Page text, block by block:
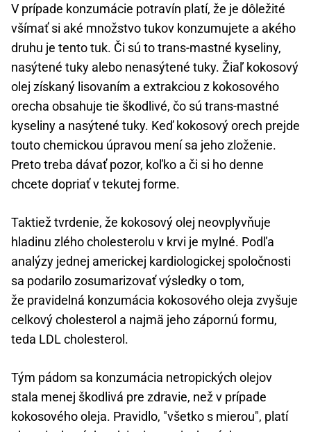
V prípade konzumácie potravín platí, že je dôležité
všímať si aké množstvo tukov konzumujete a akého
druhu je tento tuk. Či sú to trans-mastné kyseliny,
nasýtené tuky alebo nenasýtené tuky. Žiaľ kokosový
olej získaný lisovaním a extrakciou z kokosového
orecha obsahuje tie škodlivé, čo sú trans-mastné
kyseliny a nasýtené tuky. Keď kokosový orech prejde
touto chemickou úpravou mení sa jeho zloženie.
Preto treba dávať pozor, koľko a či si ho denne
chcete dopriať v tekutej forme.
Taktiež tvrdenie, že kokosový olej neovplyvňuje
hladinu zlého cholesterolu v krvi je mylné. Podľa
analýzy jednej americkej kardiologickej spoločnosti
sa podarilo zosumarizovať výsledky o tom,
že pravidelná konzumácia kokosového oleja zvyšuje
celkový cholesterol a najmä jeho zápornú formu,
teda LDL cholesterol.
Tým pádom sa konzumácia netropických olejov
stala menej škodlivá pre zdravie, než v prípade
kokosového oleja. Pravidlo, "všetko s mierou", platí